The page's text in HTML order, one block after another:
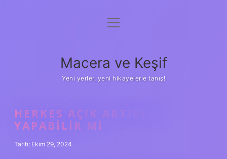
Anasayfa
Yasal Uyarı
menüyü
Macera ve Keşif
Yeni yerler, yeni hikayelerle tanış!
HERKES AÇIK ARTIRMA
YAPABILIR MI
Tarih: Ekim 29, 2024